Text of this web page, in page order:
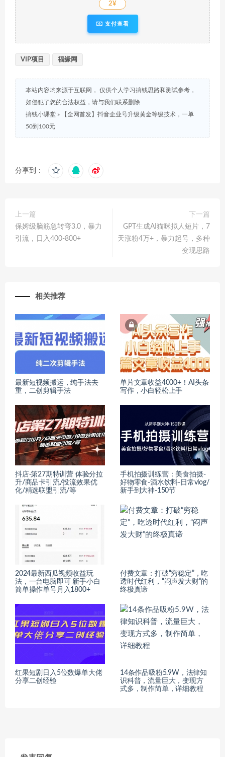
2¥
支付查看
VIP项目 福缘网
本站内容均来源于互联网， 仅供个人学习搞钱思路和测试参考，
如侵犯了您的合法权益，请与我们联系删除
搞钱小课堂 »
【全网首发】抖音企业号升级黄金等级技术，一单
50到100元
分享到：
上一篇
保姆级脑筋急转弯3.0，暴力
引流，日入400-800+
下一篇
GPT生成AI猫咪拟人短片，7
天涨粉4万+，暴力起号，多种
变现思路
相关推荐
最新短视频搬运，纯手法去
重，二创剪辑手法
单片文章收益4000+！AI头条
写作，小白轻松上手
抖店·第27期特训营 体验分拉
升/商品卡引流/投流效果优
化/精选联盟引流/等
手机拍摄训练营：美食拍摄-
好物零食-酒水饮料-日常vlog/
新手到大神-150节
2024最新西瓜视频收益玩
法，一台电脑即可 新手小白
简单操作单号月入1800+
付费文章：打破“穷稳定”，吃
透时代红利，“闷声发大财”的
终极真谛
红果短剧日入5位数爆单大佬
分享二创经验
14条作品吸粉5.9W，法律知
识科普，流量巨大，变现方
式多，制作简单，详细教程